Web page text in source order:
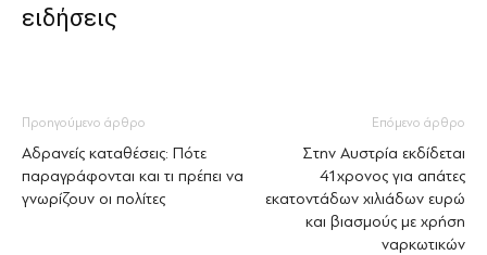
ειδήσεις
Προηγούμενο άρθρο
Αδρανείς καταθέσεις: Πότε
παραγράφονται και τι πρέπει να
γνωρίζουν οι πολίτες
Επόμενο άρθρο
Στην Αυστρία εκδίδεται
41χρονος για απάτες
εκατοντάδων χιλιάδων ευρώ
και βιασμούς με χρήση
ναρκωτικών